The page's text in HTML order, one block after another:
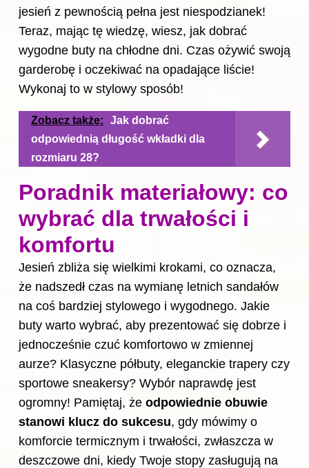
jesień z pewnością pełna jest niespodzianek!
Teraz, mając tę wiedzę, wiesz, jak dobrać
wygodne buty na chłodne dni. Czas ożywić swoją
garderobę i oczekiwać na opadające liście!
Wykonaj to w stylowy sposób!
Zobacz także:
Jak dobrać
odpowiednią długość wkładki dla
rozmiaru 28?
Poradnik materiałowy: co
wybrać dla trwałości i
komfortu
Jesień zbliża się wielkimi krokami, co oznacza,
że nadszedł czas na wymianę letnich sandałów
na coś bardziej stylowego i wygodnego. Jakie
buty warto wybrać, aby prezentować się dobrze i
jednocześnie czuć komfortowo w zmiennej
aurze? Klasyczne półbuty, eleganckie trapery czy
sportowe sneakersy? Wybór naprawdę jest
ogromny! Pamiętaj, że odpowiednie obuwie
stanowi klucz do sukcesu, gdy mówimy o
komforcie termicznym i trwałości, zwłaszcza w
deszczowe dni, kiedy Twoje stopy zasługują na